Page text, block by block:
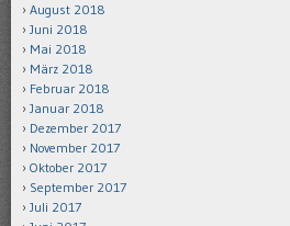
August 2018
Juni 2018
Mai 2018
März 2018
Februar 2018
Januar 2018
Dezember 2017
November 2017
Oktober 2017
September 2017
Juli 2017